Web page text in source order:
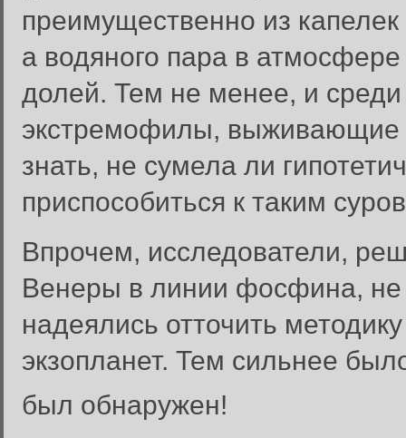
преимущественно из
а водяного пара в
долей. Тем не менее, и
экстремофилы, выживающие
знать, не сумела ли
приспособиться к таким
Впрочем, исследователи,
Венеры в линии фосфина, не
надеялись отточить
экзопланет. Тем сильнее
был обнаружен!